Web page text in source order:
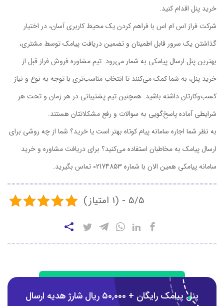
خرید پنل اقدام کنید.
شرکت فراز اس ام اس با فراهم کردن یک محیط کاربری آسان، در اختیار
گذاشتن یک سرور قابل اطمینان و تضمین دریافت پیامک توسط مشتری،
بهترین پنل ارسال پیامکی به شمار می‌رود. تیم مشاوره فروش فراز قبل از
خرید پنل، به شما کمک می‌کنند تا انتخاب مناسب‌تری با توجه به نوع و نیاز
کسب‌وکارتان داشته باشید. همچنین تیم پشتیبانی در هر زمان و تحت هر
شرایطی آماده پاسخ‌گویی به سوالات و رفع مشکلاتتان هستند.
به نظر شما اجاره سامانه پیام کوتاه بهتر است یا خرید؟ شما از چه روشی برای
ارسال پیامک به مخاطبان استفاده می‌کنید؟ برای دریافت مشاوره و خرید
سامانه پیامکی همین الان با شماره 02174853 تماس بگیرید.
5/5 - (1 امتیاز)
پنل پیامک رایگان + ۵0,000 ریال شارژ هدیه ارسال